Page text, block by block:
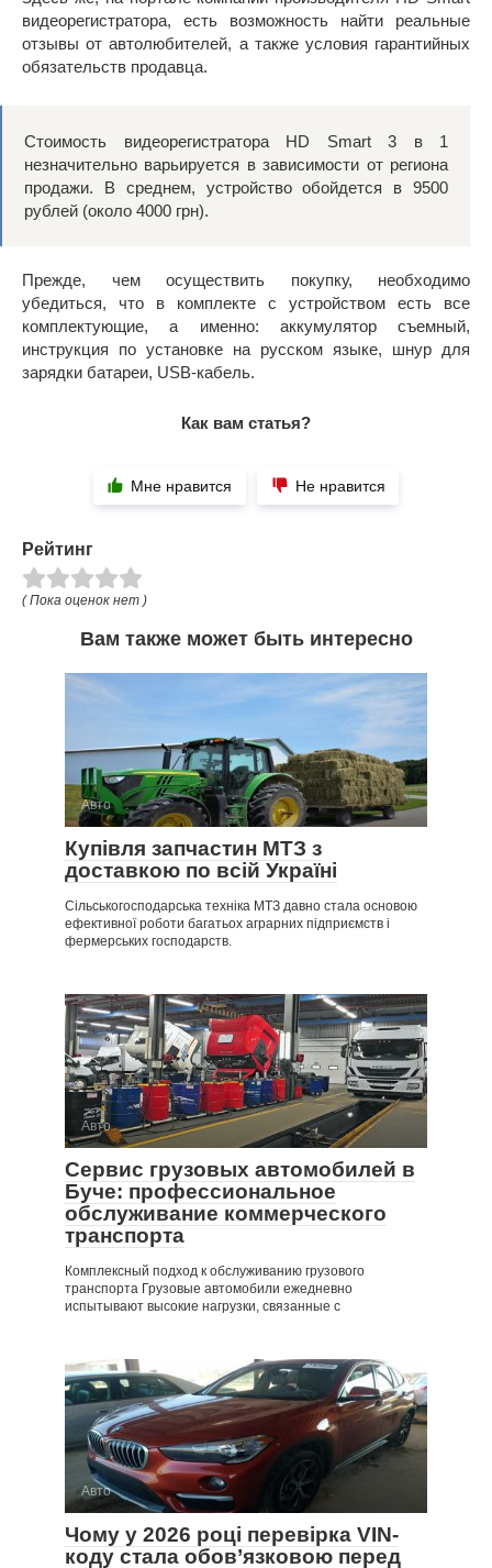
видеорегистратора, есть возможность найти реальные
отзывы от автолюбителей, а также условия гарантийных
обязательств продавца.
Стоимость видеорегистратора HD Smart 3 в 1
незначительно варьируется в зависимости от региона
продажи. В среднем, устройство обойдется в 9500
рублей (около 4000 грн).
Прежде, чем осуществить покупку, необходимо
убедиться, что в комплекте с устройством есть все
комплектующие, а именно: аккумулятор съемный,
инструкция по установке на русском языке, шнур для
зарядки батареи, USB-кабель.
Как вам статья?
Мне нравится Не нравится
Рейтинг
( Пока оценок нет )
Вам также может быть интересно
Авто
Купівля запчастин МТЗ з
доставкою по всій Україні
Сільськогосподарська техніка МТЗ давно стала основою
ефективної роботи багатьох аграрних підприємств і
фермерських господарств.
Авто
Сервис грузовых автомобилей в
Буче: профессиональное
обслуживание коммерческого
транспорта
Комплексный подход к обслуживанию грузового
транспорта Грузовые автомобили ежедневно
испытывают высокие нагрузки, связанные с
Авто
Чому у 2026 році перевірка VIN-
коду стала обов’язковою перед